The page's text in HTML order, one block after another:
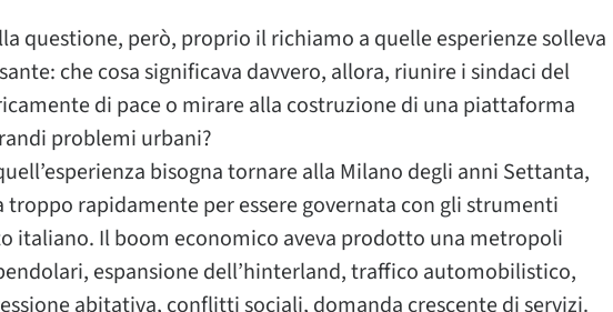
questione, però, proprio il richiamo a quelle esperienze solleva
che cosa significava davvero, allora, riunire i sindaci del
di pace o mirare alla costruzione di una piattaforma
problemi urbani?
bisogna tornare alla Milano degli anni Settanta,
troppo rapidamente per essere governata con gli strumenti
italiano. Il boom economico aveva prodotto una metropoli
espansione dell’hinterland, traffico automobilistico,
abitativa, conflitti sociali, domanda crescente di servizi.